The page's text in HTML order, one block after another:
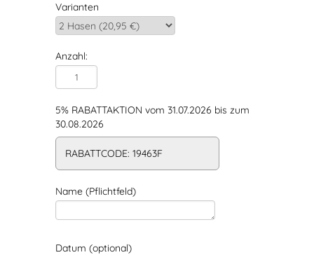
Varianten
Anzahl:
5% RABATTAKTION vom 31.07.2026 bis zum
30.08.2026
RABATTCODE: 19463F
Name (Pflichtfeld)
Datum (optional)